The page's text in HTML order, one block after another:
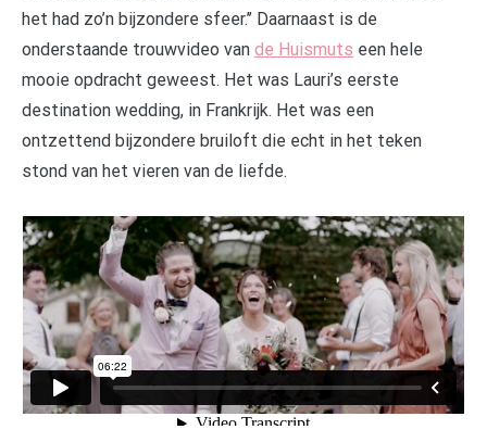
het had zo’n bijzondere sfeer.’’ Daarnaast is de
onderstaande trouwvideo van de Huismuts een hele
mooie opdracht geweest. Het was Lauri’s eerste
destination wedding, in Frankrijk. Het was een
ontzettend bijzondere bruiloft die echt in het teken
stond van het vieren van de liefde.